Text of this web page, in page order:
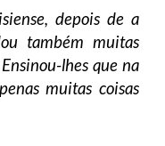
depois de a
também muitas
lhes que na
muitas coisas